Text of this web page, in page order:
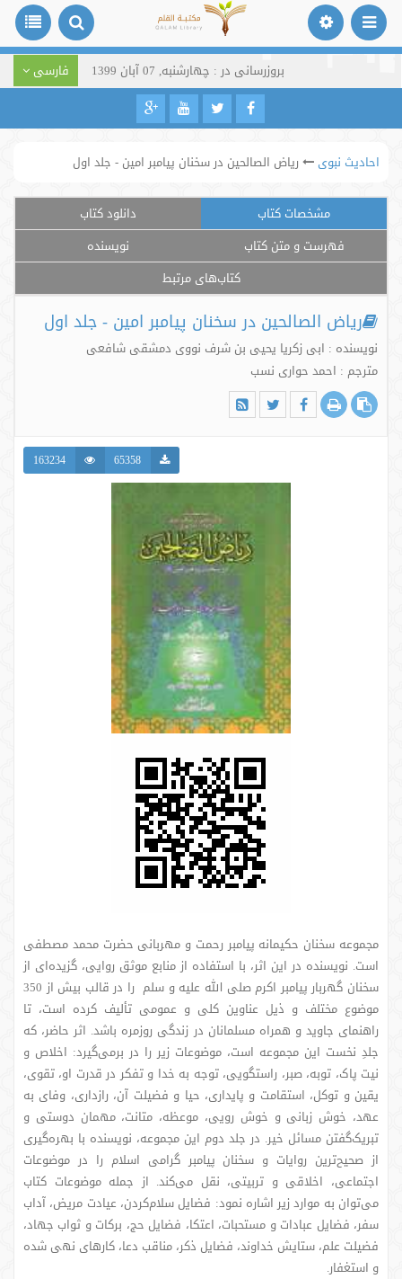
بروزرسانی در : چهارشنبه, 07 آبان 1399 فارسی
احادیث نبوی ریاض الصالحین در سخنان پیامبر امین - جلد اول
مشخصات کتاب
دانلود کتاب
فهرست و متن کتاب
نویسنده
کتاب‌های مرتبط
ریاض الصالحین در سخنان پیامبر امین - جلد اول
نویسنده : ابی زکریا یحیی بن شرف نووی دمشقی شافعی
مترجم : احمد حواری نسب
65358
163234
مجموعه سخنان حکیمانه پیامبر رحمت و مهربانی حضرت محمد مصطفی
است. نویسنده در این اثر، با استفاده از منابع موثق روایی، گزیده‌ای از
سخنان گهربار پیامبر اکرم صلی الله علیه و سلم را در قالب بیش از 350
موضوع مختلف و ذیل عناوین کلی و عمومی تألیف کرده است، تا
راهنمای جاوید و همراه مسلمانان در زندگی روزمره باشد. اثر حاضر، که
جلدِ نخست این مجموعه است، موضوعات زیر را در برمی‌گیرد: اخلاص و
نیت پاک، توبه، صبر، راستگویی، توجه به خدا و تفکر در قدرت او، تقوی،
یقین و توکل، استقامت و پایداری، حیا و فضیلت آن، رازداری، وفای به
عهد، خوش زبانی و خوش رویی، موعظه، متانت، مهمان دوستی و
تبریک‌گفتن مسائل خیر. در جلد دوم این مجموعه، نویسنده با بهره‌گیری
از صحیح‌ترین روایات و سخنان پیامبر گرامی اسلام را در موضوعات
اجتماعی، اخلاقی و تربیتی، نقل می‌کند. از جمله موضوعات کتاب
می‌توان به موارد زیر اشاره نمود: فضایل سلام‌کردن، عیادت مریض، آداب
سفر، فضایل عبادات و مستحبات، اعتکا، فضایل حج، برکات و ثواب جهاد،
فضیلت علم، ستایش خداوند، فضایل ذکر، مناقب دعا، کارهای نهی شده
و استغفار.